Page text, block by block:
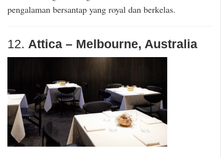
pengalaman bersantap yang royal dan berkelas.
12. Attica – Melbourne, Australia